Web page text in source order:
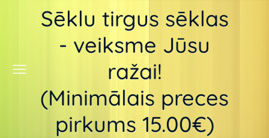
Sēklu tirgus sēklas
- veiksme Jūsu
ražai!
(Minimālais preces
pirkums 15.00€)